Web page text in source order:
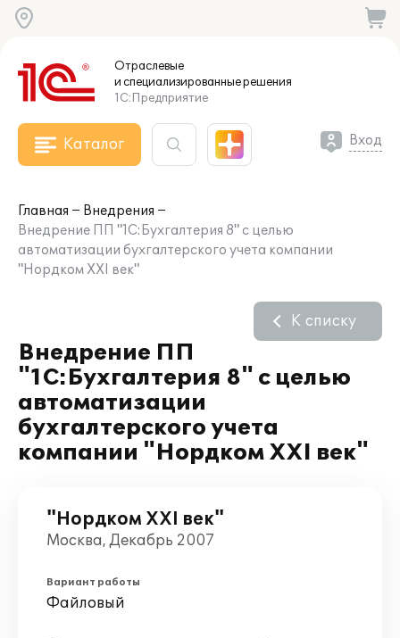
Отраслевые
и специализированныерешения
1С:Предприятие
Каталог Вход
Главная
Внедрения
Внедрение ПП "1С:Бухгалтерия 8" с целью
автоматизации бухгалтерского учета компании
"Нордком XXI век"
Внедрение ПП
"1С:Бухгалтерия 8" с целью
автоматизации
бухгалтерского учета
компании "Нордком XXI век"
К списку
"Нордком XXI век"
Москва, Декабрь 2007
Вариант работы
Файловый